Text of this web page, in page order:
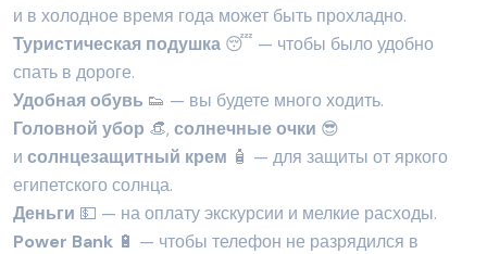
и в холодное время года может быть прохладно.
Туристическая подушка 😴 — чтобы было удобно
спать в дороге.
Удобная обувь 👟 — вы будете много ходить.
Головной убор 👒, солнечные очки 😎
и солнцезащитный крем 🧴 — для защиты от яркого
египетского солнца.
Деньги 💵 — на оплату экскурсии и мелкие расходы.
Power Bank 🔋 — чтобы телефон не разрядился в